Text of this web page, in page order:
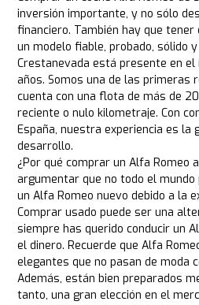
inversión importante, y no sólo
financiero. También hay que
un modelo fiable, probado, sólido
Crestanevada está presente en el
años. Somos una de las primeras
cuenta con una flota de más de
reciente o nulo kilometraje. Con
España, nuestra experiencia es la
desarrollo.
¿Por qué comprar un Alfa Romeo
argumentar que no todo el
un Alfa Romeo nuevo debido a la
Comprar usado puede ser una
siempre has querido conducir un
el dinero. Recuerde que Alfa
elegantes que no pasan de moda
Además, están bien preparados
tanto, una gran elección en el